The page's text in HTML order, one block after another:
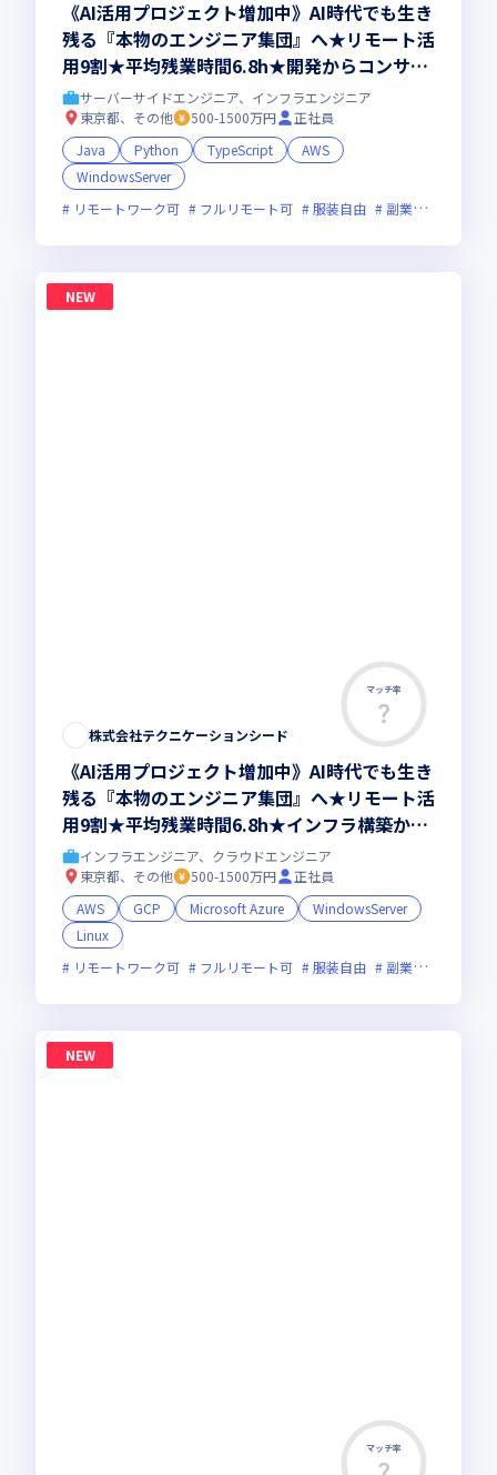
《AI活用プロジェクト増加中》AI時代でも生き
残る『本物のエンジニア集団』へ★リモート活
用9割★平均残業時間6.8h★開発からコンサル
領域まで、一気通貫でキャリアを作りたいあな
たにオススメの環境です！
サーバーサイドエンジニア、インフラエンジニア
東京都、その他
500-1500万円
正社員
Java
Python TypeScript
AWS
WindowsServer
リモートワーク可
フルリモート可 服装自由 副業可
NEW
マッチ率
株式会社テクニケーションシード
《AI活用プロジェクト増加中》AI時代でも生き
残る『本物のエンジニア集団』へ★リモート活
用9割★平均残業時間6.8h★インフラ構築から
コンサル領域まで、一気通貫でキャリアを作り
たいあなたにオススメの環境です！
インフラエンジニア、クラウドエンジニア
東京都、その他
500-1500万円
正社員
AWS
GCP Microsoft Azure
WindowsServer
Linux
リモートワーク可
フルリモート可 服装自由 副業可
NEW
マッチ率